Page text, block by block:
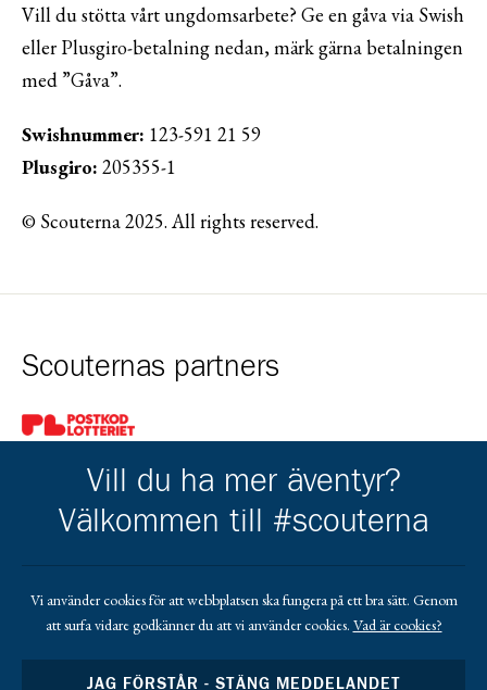
Vill du stötta vårt ungdomsarbete? Ge en gåva via Swish
eller Plusgiro-betalning nedan, märk gärna betalningen
med ”Gåva”.
Swishnummer: 123-591 21 59
Plusgiro: 205355-1
© Scouterna 2025. All rights reserved.
Scouternas partners
Gå till pl_50
Gå till https://www.mera.se/Gå till https://www.lansforsakringar.se/
Gå till https://
Vill du ha mer äventyr?
Välkommen till #scouterna
Vi använder cookies för att webbplatsen ska fungera på ett bra sätt. Genom
att surfa vidare godkänner du att vi använder cookies. Vad är cookies?
JAG FÖRSTÅR - STÄNG MEDDELANDET